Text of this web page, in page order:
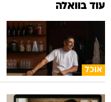
עוד בוואלה
אוכל